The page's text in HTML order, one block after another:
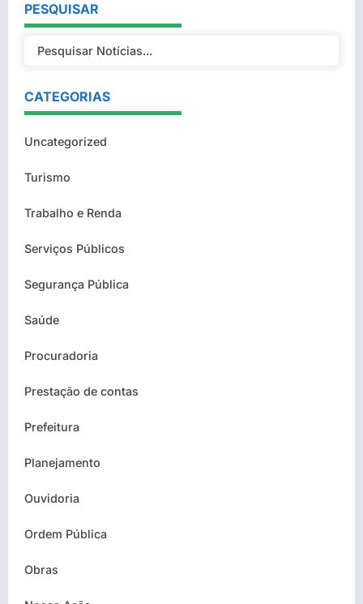
PESQUISAR
CATEGORIAS
Uncategorized
Turismo
Trabalho e Renda
Serviços Públicos
Segurança Pública
Saúde
Procuradoria
Prestação de contas
Prefeitura
Planejamento
Ouvidoria
Ordem Pública
Obras